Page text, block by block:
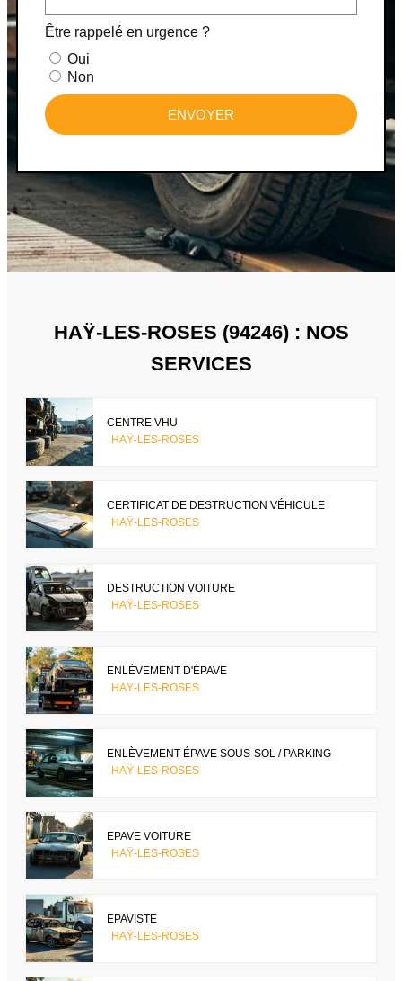
Être rappelé en urgence ?
Oui
Non
ENVOYER
HAŸ-LES-ROSES (94246) : NOS
SERVICES
CENTRE VHU
HAŸ-LES-ROSES
CERTIFICAT DE DESTRUCTION VÉHICULE
HAŸ-LES-ROSES
DESTRUCTION VOITURE
HAŸ-LES-ROSES
ENLÈVEMENT D'ÉPAVE
HAŸ-LES-ROSES
ENLÈVEMENT ÉPAVE SOUS-SOL / PARKING
HAŸ-LES-ROSES
EPAVE VOITURE
HAŸ-LES-ROSES
EPAVISTE
HAŸ-LES-ROSES